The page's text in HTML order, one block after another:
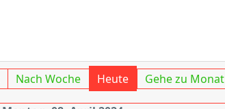
Nach Woche Heute Gehe zu Monat